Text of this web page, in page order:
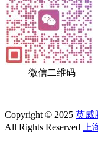
微信二维码
Copyright © 2025 英威
All Rights Reserved
上